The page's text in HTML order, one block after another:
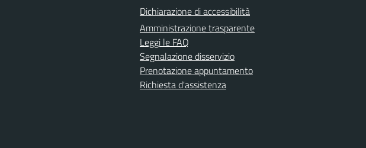
Dichiarazione di accessibilità
Amministrazione trasparente
Leggi le FAQ
Segnalazione disservizio
Prenotazione appuntamento
Richiesta d'assistenza